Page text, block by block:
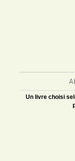
Un livre choisi